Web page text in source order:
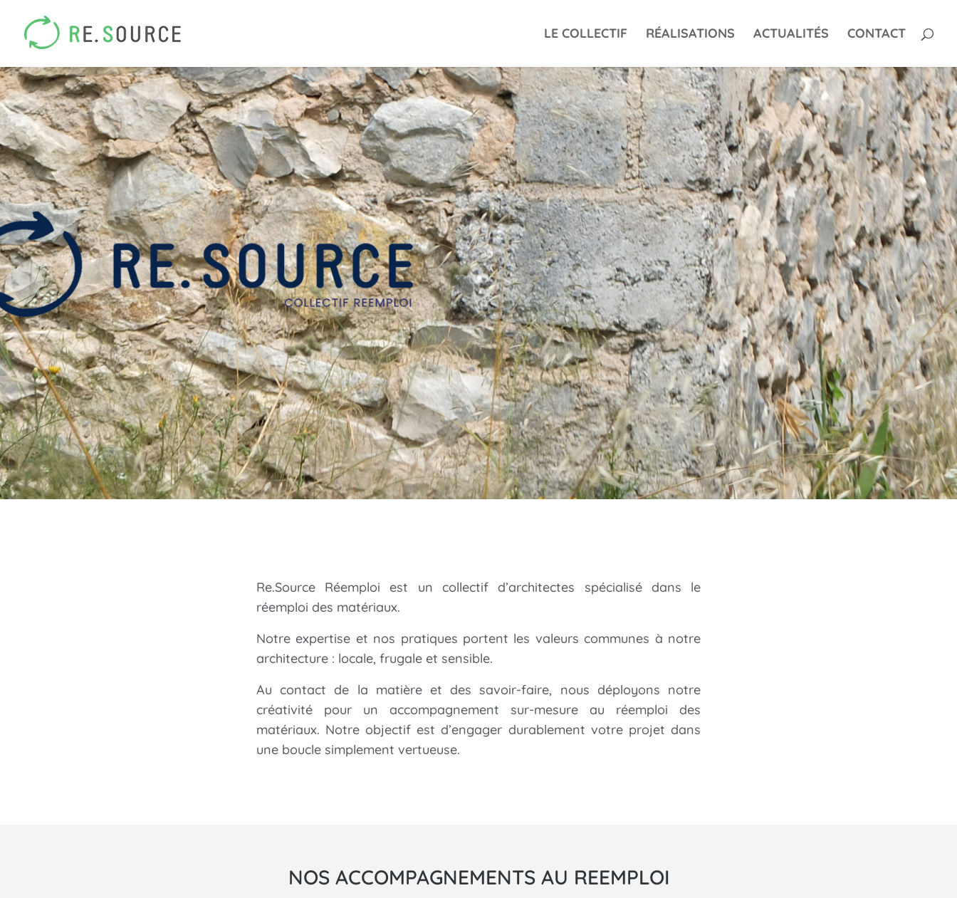
LE COLLECTIF RÉALISATIONS ACTUALITÉS CONTACT
Re.Source Réemploi est un collectif d’architectes spécialisé dans le
réemploi des matériaux.
Notre expertise et nos pratiques portent les valeurs communes à notre
architecture : locale, frugale et sensible.
Au contact de la matière et des savoir-faire, nous déployons notre
créativité pour un accompagnement sur-mesure au réemploi des
matériaux. Notre objectif est d’engager durablement votre projet dans
une boucle simplement vertueuse.
NOS ACCOMPAGNEMENTS AU REEMPLOI